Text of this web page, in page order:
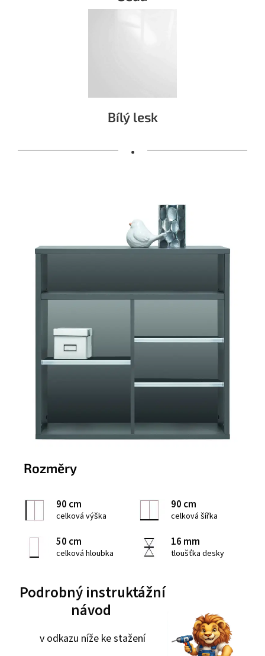
Bílý lesk
•
Rozměry
90 cm
celková výška
90 cm
celková šířka
50 cm
celková hloubka
16 mm
tloušťka desky
Podrobný instruktážní
návod
v odkazu níže ke stažení